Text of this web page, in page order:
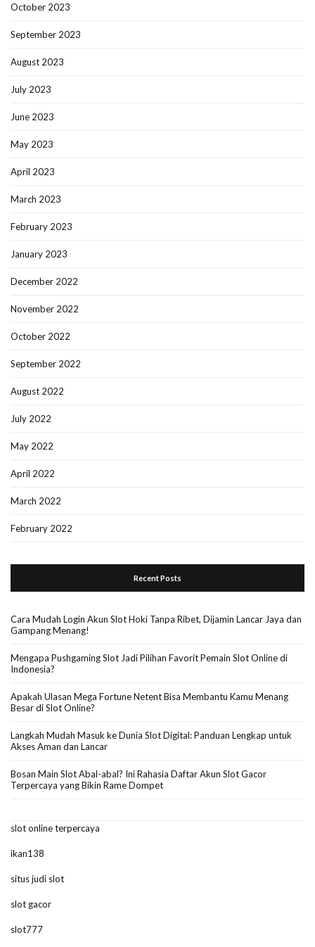
October 2023
September 2023
August 2023
July 2023
June 2023
May 2023
April 2023
March 2023
February 2023
January 2023
December 2022
November 2022
October 2022
September 2022
August 2022
July 2022
May 2022
April 2022
March 2022
February 2022
Recent Posts
Cara Mudah Login Akun Slot Hoki Tanpa Ribet, Dijamin Lancar Jaya dan
Gampang Menang!
Mengapa Pushgaming Slot Jadi Pilihan Favorit Pemain Slot Online di
Indonesia?
Apakah Ulasan Mega Fortune Netent Bisa Membantu Kamu Menang
Besar di Slot Online?
Langkah Mudah Masuk ke Dunia Slot Digital: Panduan Lengkap untuk
Akses Aman dan Lancar
Bosan Main Slot Abal-abal? Ini Rahasia Daftar Akun Slot Gacor
Terpercaya yang Bikin Rame Dompet
slot online terpercaya
ikan138
situs judi slot
slot gacor
slot777